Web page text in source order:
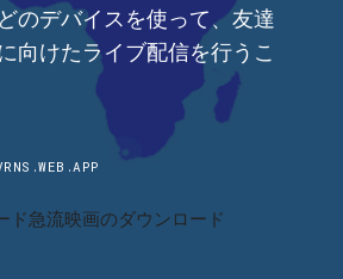
のデバイスを使って、友達
向けたライブ配信を行うこ
ド急流映画のダウンロード